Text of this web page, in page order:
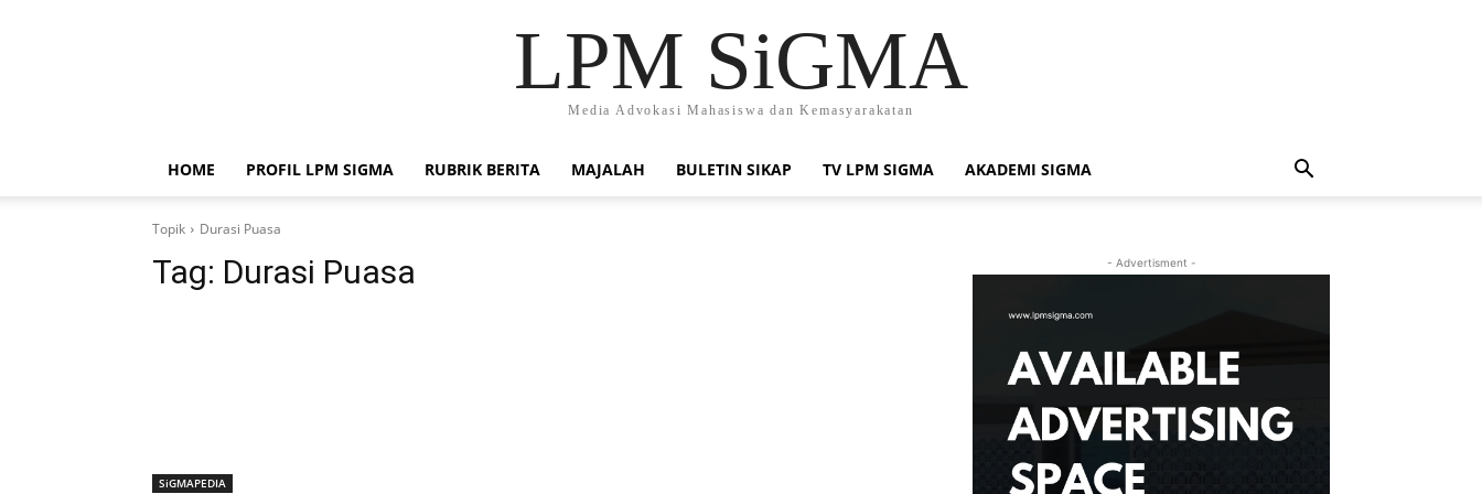
LPM SiGMA
Media Advokasi Mahasiswa dan Kemasyarakatan
HOME PROFIL LPM SIGMA RUBRIK BERITA MAJALAH BULETIN SIKAP TV LPM SIGMA AKADEMI SIGMA
Topik Durasi Puasa
Tag: Durasi Puasa
SiGMAPEDIA
- Advertisment -